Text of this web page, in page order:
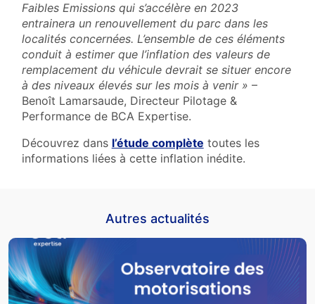
Faibles Emissions qui s’accélère en 2023
entrainera un renouvellement du parc dans les
localités concernées. L’ensemble de ces éléments
conduit à estimer que l’inflation des valeurs de
remplacement du véhicule devrait se situer encore
à des niveaux élevés sur les mois à venir » –
Benoît Lamarsaude, Directeur Pilotage &
Performance de BCA Expertise.
Découvrez dans l’étude complète toutes les
informations liées à cette inflation inédite.
Autres actualités